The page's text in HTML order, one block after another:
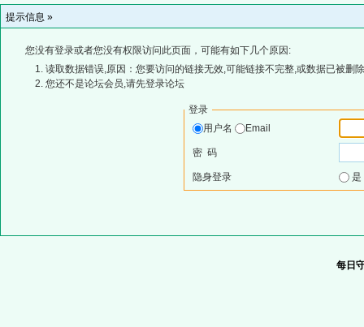
提示信息 »
您没有登录或者您没有权限访问此页面，可能有如下几个原因:
读取数据错误,原因：您要访问的链接无效,可能链接不完整,或数据已被删
您还不是论坛会员,请先登录论坛
登录
用户名
Email
密 码
隐身登录
每日